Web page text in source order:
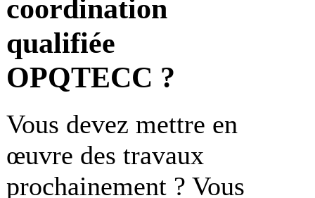
coordination
qualifiée
OPQTECC ?
Vous devez mettre en
œuvre des travaux
prochainement ? Vous